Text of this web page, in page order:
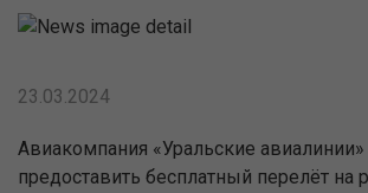
23.03.2024
Авиакомпания «Уральские авиалинии»
предоставить бесплатный перелёт на